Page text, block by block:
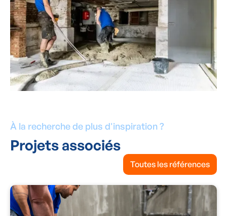
À la recherche de plus d'inspiration ?
Projets associés
Toutes les références